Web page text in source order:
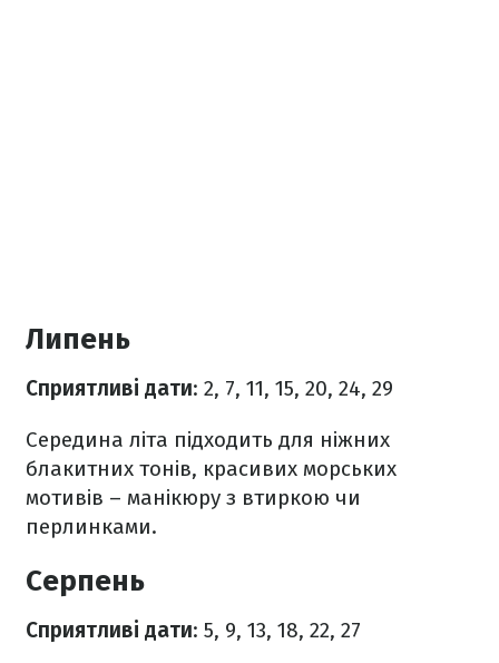
Липень
Сприятливі дати: 2, 7, 11, 15, 20, 24, 29
Середина літа підходить для ніжних
блакитних тонів, красивих морських
мотивів – манікюру з втиркою чи
перлинками.
Серпень
Сприятливі дати: 5, 9, 13, 18, 22, 27